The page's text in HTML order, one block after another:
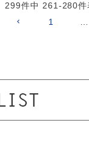
299件中 261 -280件
1